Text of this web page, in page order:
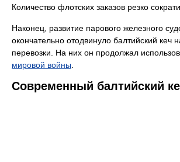
Количество флотских заказов резко
Наконец, развитие парового железного
окончательно отодвинуло балтийский кеч
перевозки. На них он продолжал
мировой войны
Современный балтийский